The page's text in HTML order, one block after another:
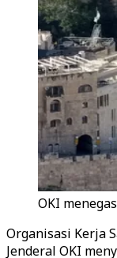
OKI
Organisasi Kerja
Jenderal OKI